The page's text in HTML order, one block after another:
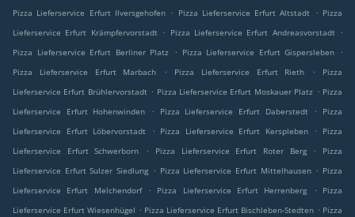
Pizza Lieferservice Erfurt Ilversgehofen . Pizza Lieferservice Erfurt Altstadt . Pizza
Lieferservice Erfurt Krämpfervorstadt . Pizza Lieferservice Erfurt Andreasvorstadt .
Pizza Lieferservice Erfurt Berliner Platz
. Pizza Lieferservice Erfurt Gispersleben
.
Pizza Lieferservice Erfurt Marbach
. Pizza Lieferservice Erfurt Rieth .
Pizza
Lieferservice Erfurt Brühlervorstadt . Pizza Lieferservice Erfurt Moskauer Platz . Pizza
Lieferservice Erfurt Hohenwinden
. Pizza Lieferservice Erfurt Daberstedt .
Pizza
Lieferservice Erfurt Löbervorstadt
. Pizza Lieferservice Erfurt Kerspleben .
Pizza
Lieferservice Erfurt Schwerborn
. Pizza Lieferservice Erfurt Roter Berg .
Pizza
Lieferservice Erfurt Sulzer Siedlung . Pizza Lieferservice Erfurt Mittelhausen . Pizza
Lieferservice Erfurt Melchendorf
. Pizza Lieferservice Erfurt Herrenberg .
Pizza
Lieferservice Erfurt Wiesenhügel . Pizza Lieferservice Erfurt Bischleben-Stedten . Pizza